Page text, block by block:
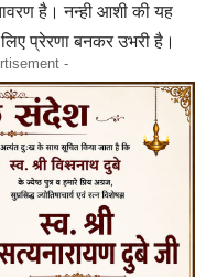
है। नन्ही आशी की यह
प्रेरणा बनकर उभरी है।
-